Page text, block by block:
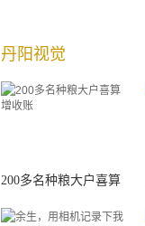
丹阳视觉
200多名种粮大户喜算